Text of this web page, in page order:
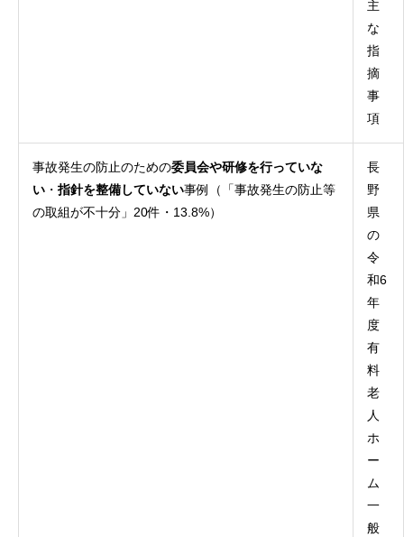
主
な
指
摘
事
項
事故発生の防止のための委員会や研修を行っていな
い ・ 指針を整備していない事例（「事故発生の防止等
の取組が不十分」20件・13.8%）
長
野
県
の
令
和6
年
度
有
料
老
人
ホ
ー
ム
一
般